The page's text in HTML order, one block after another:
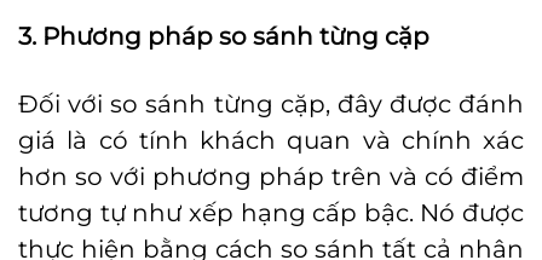
3. Phương pháp so sánh từng cặp
Đối với so sánh từng cặp, đây được đánh
giá là có tính khách quan và chính xác
hơn so với phương pháp trên và có điểm
tương tự như xếp hạng cấp bậc. Nó được
thực hiện bằng cách so sánh tất cả nhân